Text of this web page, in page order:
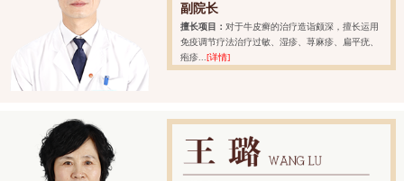
副院长
擅长项目：对于牛皮癣的治疗造诣颇深，擅长运用
免疫调节疗法治疗过敏、湿疹、荨麻疹、扁平疣、
疱疹...[详情]